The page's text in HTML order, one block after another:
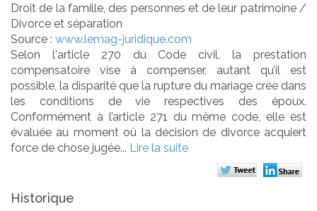
Droit de la famille, des personnes et de leur patrimoine/
Divorce et séparation
Source : www.lemag-juridique.com
Selon l'article 270 du Code civil, la prestation
compensatoire vise à compenser, autant qu’il est
possible, la disparité que la rupture du mariage crée dans
les conditions de vie respectives des époux.
Conformément à l’article 271 du même code, elle est
évaluée au moment où la décision de divorce acquiert
force de chose jugée... Lire la suite
Historique